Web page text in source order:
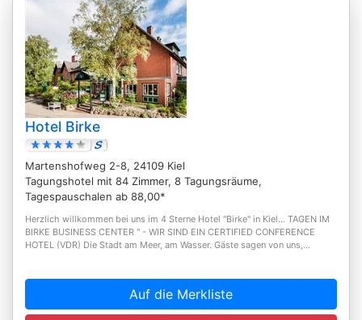
Hotel Birke
Martenshofweg 2-8, 24109 Kiel
Tagungshotel mit 84 Zimmer, 8 Tagungsräume,
Tagespauschalen ab 88,00*
Herzlich willkommen bei uns im 4 Sterne Hotel "Birke" in Kiel... TAGEN IM
BIRKE BUSINESS CENTER " - WIR SIND EIN CERTIFIED CONFERENCE
HOTEL (VDR) Die Stadt am Meer, am Wasser. Gäste sagen von uns,...
Auf die Merkliste